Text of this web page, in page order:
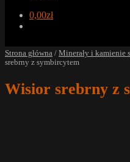
0,00zł
Strona główna / Minerały i kamienie
srebrny z symbircytem
Wisior srebrny z